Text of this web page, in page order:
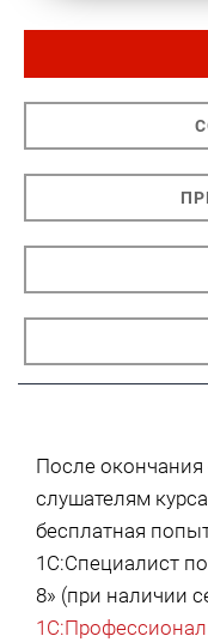
После окончания
слушателям
бесплатная
1С:Специалист
8» (при наличии
1С:Профессионал